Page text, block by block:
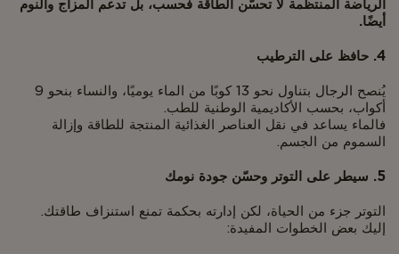
الرياضة المنتظمة لا تحسّن الطاقة فحسب، بل تدعم المزاج والنوم
أيضًا.
4. حافظ على الترطيب
يُنصح الرجال بتناول نحو 13 كوبًا من الماء يوميًا، والنساء بنحو 9
أكواب، بحسب الأكاديمية الوطنية للطب.
فالماء يساعد في نقل العناصر الغذائية المنتجة للطاقة وإزالة
السموم من الجسم.
5. سيطر على التوتر وحسّن جودة نومك
التوتر جزء من الحياة، لكن إدارته بحكمة تمنع استنزاف طاقتك.
إليك بعض الخطوات المفيدة: